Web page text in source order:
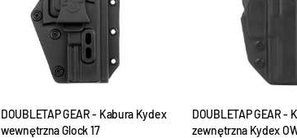
DOUBLETAP GEAR - Kabura Kydex
wewnętrzna Glock 17
DOUBLETAP GEAR -
zewnętrzna Kydex